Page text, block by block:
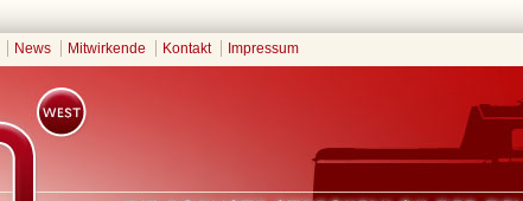
News Mitwirkende Kontakt Impressum